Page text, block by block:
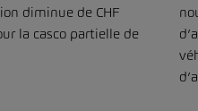
diminue de CHF
la casco partielle de